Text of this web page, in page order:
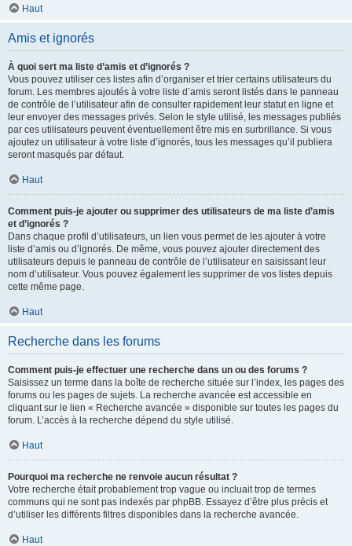
Haut
Amis et ignorés
À quoi sert ma liste d’amis et d’ignorés ?
Vous pouvez utiliser ces listes afin d’organiser et trier certains utilisateurs du
forum. Les membres ajoutés à votre liste d’amis seront listés dans le panneau
de contrôle de l’utilisateur afin de consulter rapidement leur statut en ligne et
leur envoyer des messages privés. Selon le style utilisé, les messages publiés
par ces utilisateurs peuvent éventuellement être mis en surbrillance. Si vous
ajoutez un utilisateur à votre liste d’ignorés, tous les messages qu’il publiera
seront masqués par défaut.
Haut
Comment puis-je ajouter ou supprimer des utilisateurs de ma liste d’amis
et d’ignorés ?
Dans chaque profil d’utilisateurs, un lien vous permet de les ajouter à votre
liste d’amis ou d’ignorés. De même, vous pouvez ajouter directement des
utilisateurs depuis le panneau de contrôle de l’utilisateur en saisissant leur
nom d’utilisateur. Vous pouvez également les supprimer de vos listes depuis
cette même page.
Haut
Recherche dans les forums
Comment puis-je effectuer une recherche dans un ou des forums ?
Saisissez un terme dans la boîte de recherche située sur l’index, les pages des
forums ou les pages de sujets. La recherche avancée est accessible en
cliquant sur le lien « Recherche avancée » disponible sur toutes les pages du
forum. L’accès à la recherche dépend du style utilisé.
Haut
Pourquoi ma recherche ne renvoie aucun résultat ?
Votre recherche était probablement trop vague ou incluait trop de termes
communs qui ne sont pas indexés par phpBB. Essayez d’être plus précis et
d’utiliser les différents filtres disponibles dans la recherche avancée.
Haut